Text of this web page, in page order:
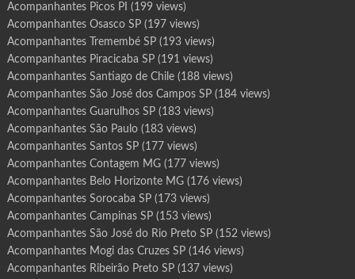
Acompanhantes Picos PI (199 views)
Acompanhantes Osasco SP(197 views)
Acompanhantes Tremembé SP(193 views)
Acompanhantes Piracicaba SP(191 views)
Acompanhantes Santiago de Chile(188 views)
Acompanhantes São José dos Campos SP(184 views)
Acompanhantes Guarulhos SP(183 views)
Acompanhantes São Paulo(183 views)
Acompanhantes Santos SP(177 views)
Acompanhantes Contagem MG(177 views)
Acompanhantes Belo Horizonte MG(176 views)
Acompanhantes Sorocaba SP(173 views)
Acompanhantes Campinas SP(153 views)
Acompanhantes São José do Rio Preto SP(152 views)
Acompanhantes Mogi das Cruzes SP(146 views)
Acompanhantes Ribeirão Preto SP(137 views)